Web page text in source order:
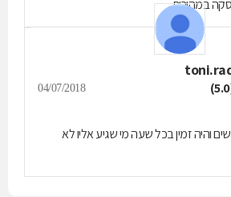
במהירות
04/07/2018
והיה זמין בכל שעה מי שגיע אליו לא